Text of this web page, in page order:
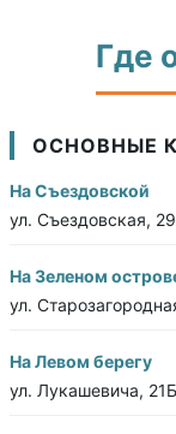
Где
ОСНОВНЫЕ
На Съездовской
ул. Съездовская,
На Зеленом
ул.
На Левом берегу
ул. Лукашевича, 21Б